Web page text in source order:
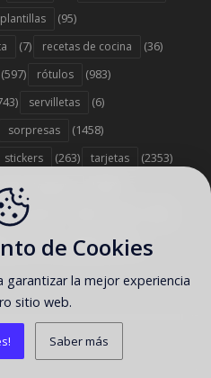
plantillas (95)
(7) recetas de cocina (36)
(597) rótulos (983)
servilletas (6)
sorpresas (1458)
stickers (263) tarjetas (2353)
(442)
y postres
(707) zapatos (35)
de Cookies
garantizar la mejor experiencia
sitio web.
Saber más